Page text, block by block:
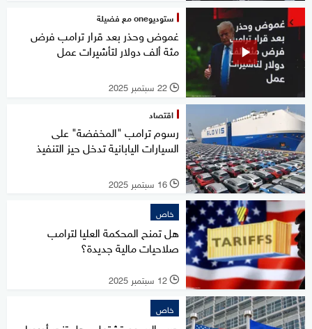
ستوديوone مع فضيلة
غموض وحذر بعد قرار ترامب فرض
مئة ألف دولار لتأشيرات عمل
l 22 سبتمبر 2025
اقتصاد
رسوم ترامب "المخفضة" على
السيارات اليابانية تدخل حيز التنفيذ
l 16 سبتمبر 2025
خاص
هل تمنح المحكمة العليا لترامب
صلاحيات مالية جديدة؟
l 12 سبتمبر 2025
خاص